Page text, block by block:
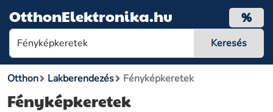
OtthonElektronika.hu %
Otthon Lakberendezés Fényképkeretek
Fényképkeretek